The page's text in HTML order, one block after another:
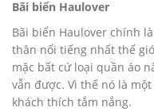
Bãi biển Haulover
Bãi biển Haulover chính
thân nổi tiếng nhất thế
mặc bất cứ loại quần áo
vẫn được. Vì thế nó là
khách thích tắm nắng.